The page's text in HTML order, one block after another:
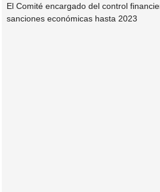
El Comité encargado del control
sanciones económicas hasta 2023